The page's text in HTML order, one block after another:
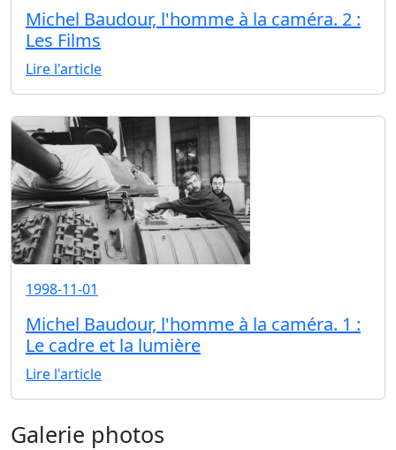
Michel Baudour, l'homme à la caméra. 2 :
Les Films
Lire l'article
1998-11-01
Michel Baudour, l'homme à la caméra. 1 :
Le cadre et la lumière
Lire l'article
Galerie photos